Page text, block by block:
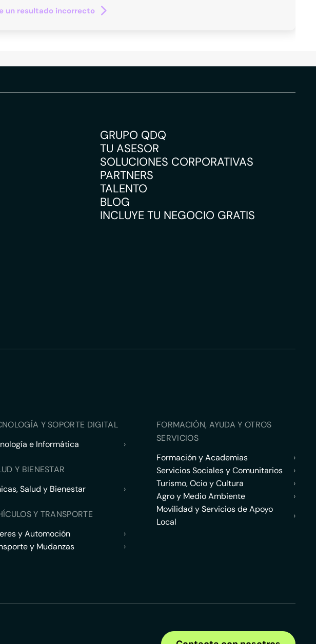
un resultado incorrecto
GRUPO QDQ
TU ASESOR
SOLUCIONES CORPORATIVAS
PARTNERS
TALENTO
BLOG
INCLUYE TU NEGOCIO GRATIS
Y SOPORTE DIGITAL
e Informática
›
Y BIENESTAR
Salud y Bienestar
›
Y TRANSPORTE
y Automoción
›
y Mudanzas
›
FORMACIÓN, AYUDA Y OTROS
SERVICIOS
Formación y Academias
›
Servicios Sociales y Comunitarios
›
Turismo, Ocio y Cultura
›
Agro y Medio Ambiente
›
Movilidad y Servicios de Apoyo
Local
›